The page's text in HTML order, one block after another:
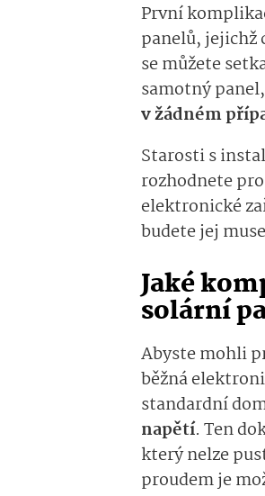
První
panelů, jejichž
se můžete
samotný
v žádném
Starosti s
rozhodnete
elektronické
budete jej
Jaké
solární
Abyste mohli
běžná
standardní
napětí. Ten
který nelze
proudem je